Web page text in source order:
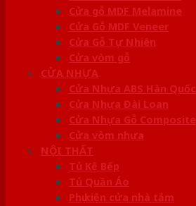
Cửa gỗ MDF Melamine
Cửa Gỗ MDF Veneer
Cửa Gỗ Tự Nhiên
Cửa vòm gỗ
CỬA NHỰA
Cửa Nhựa ABS Hàn Quốc
Cửa Nhựa Đài Loan
Cửa Nhựa Gỗ Composite
Cửa vòm nhựa
NỘI THẤT
Tủ Kệ Bếp
Tủ Quần Áo
Phụ kiện cửa nhà tắm